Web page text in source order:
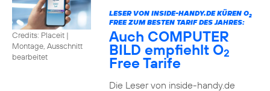
Credits: Placeit |
Montage, Ausschnitt
bearbeitet
LESER VON INSIDE-HANDY.DE KÜREN O2
FREE ZUM BESTEN TARIF DES JAHRES:
Auch COMPUTER
BILD empfiehlt O2
Free Tarife
Die Leser von inside-handy.de